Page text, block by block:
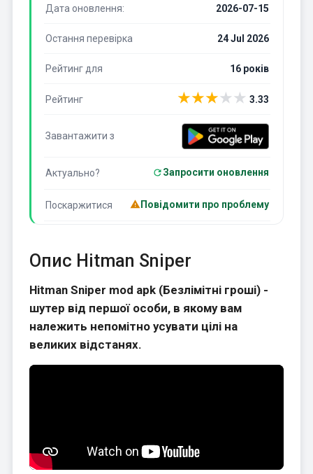
Дата оновлення: 2026-07-15
Остання перевірка 24 Jul 2026
Рейтинг для 16 років
Рейтинг ★★★★★ 3.33
Завантажити з
Актуально? Запросити оновлення
Поскаржитися Повідомити про проблему
Опис Hitman Sniper
Hitman Sniper mod apk (Безлімітні гроші) -
шутер від першої особи, в якому вам
належить непомітно усувати цілі на
великих відстанях.